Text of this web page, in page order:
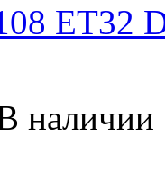
ET32
наличии